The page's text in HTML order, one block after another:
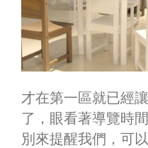
才在第一區就已經
了，眼看著導覽時
別來提醒我們，可